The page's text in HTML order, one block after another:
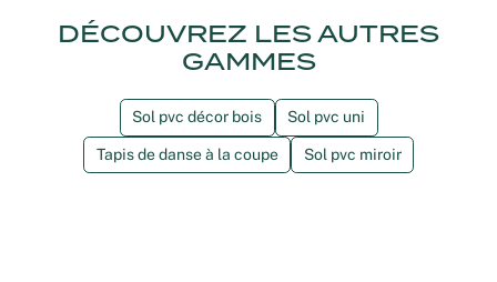
DÉCOUVREZ LES AUTRES
GAMMES
Sol pvc décor bois Sol pvc uni
Tapis de danse à la coupe Sol pvc miroir